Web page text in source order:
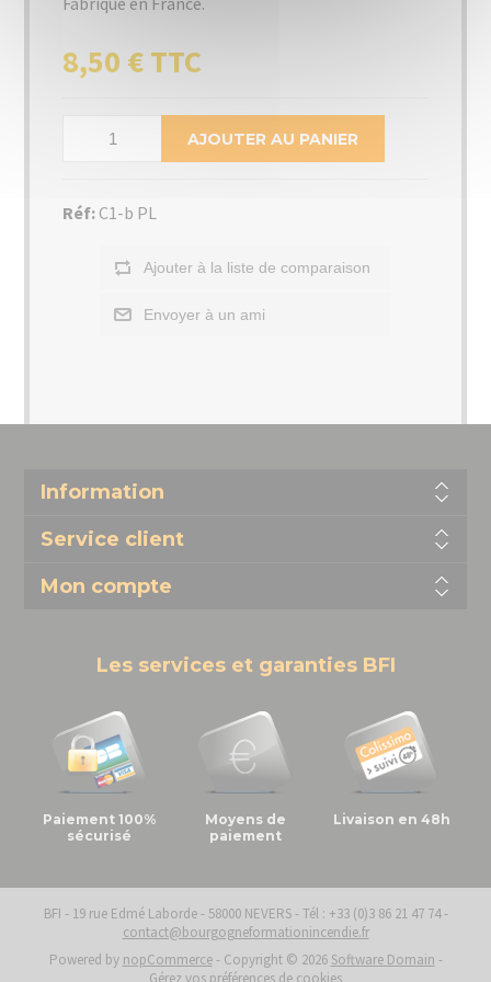
8,50 € TTC
AJOUTER AU PANIER
Réf: C1-b PL
Ajouter à la liste de comparaison
Envoyer à un ami
Information
Service client
Mon compte
Les services et garanties BFI
Paiement 100%
sécurisé
Moyens de
paiement
Livaison en 48h
BFI - 19 rue Edmé Laborde - 58000 NEVERS - Tél : +33 (0)3 86 21 47 74 -
contact@bourgogneformationincendie.fr
Powered by nopCommerce- Copyright © 2026 Software Domain -